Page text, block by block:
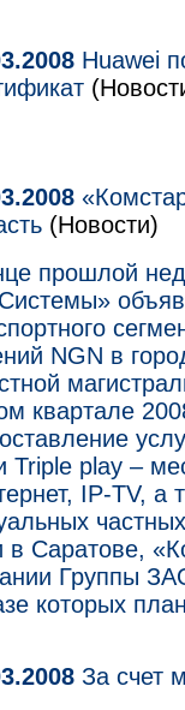
Huawei
(Новости)
прошлой
NGN в
квартале
Triple play –
IP-TV, а
в Саратове,
Группы
которых
За счет